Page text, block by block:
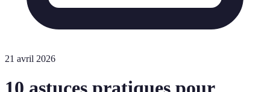
21 avril 2026